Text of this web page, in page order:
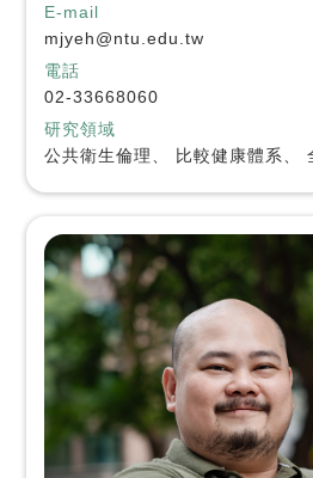
E-mail
mjyeh@ntu.edu.tw
電話
02-33668060
研究領域
公共衛生倫理、 比較健康體系、